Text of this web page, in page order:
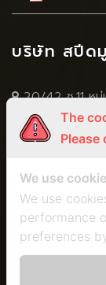
บริษัท สปีด
20/42 ซ.11 หมู่
(กม.4.5) ซ.บาง
10540
+66 2 751
+666 5056
+66 2 751
The
Please
We use
We use
performance
preferences